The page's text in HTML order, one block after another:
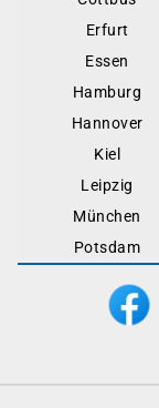
Erfurt
Essen
Hamburg
Hannover
Kiel
Leipzig
München
Potsdam